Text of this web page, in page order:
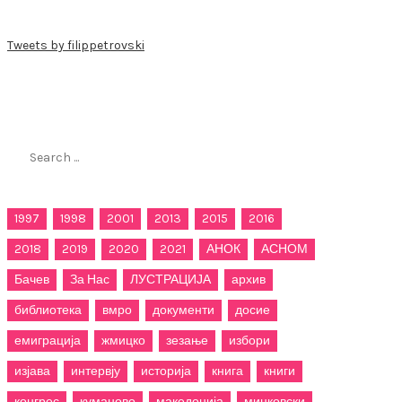
Tweets by filippetrovski
1997 1998 2001 2013 2015
2016
2018
2019 2020 2021 АНОК
АСНОМ
Бачев
За Нас ЛУСТРАЦИЈА
архив
библиотека
вмро документи
досие
емиграција
жмицко зезање
избори
изјава
интервју историја книга
книги